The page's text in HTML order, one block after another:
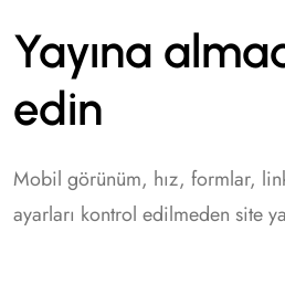
Yayına
edin
Mobil görünüm, hız, formlar,
ayarları kontrol edilmeden site